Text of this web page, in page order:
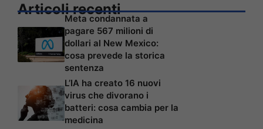
Articoli recenti
Meta condannata a
pagare 567 milioni di
dollari al New Mexico:
cosa prevede la storica
sentenza
L’IA ha creato 16 nuovi
virus che divorano i
batteri: cosa cambia per la
medicina